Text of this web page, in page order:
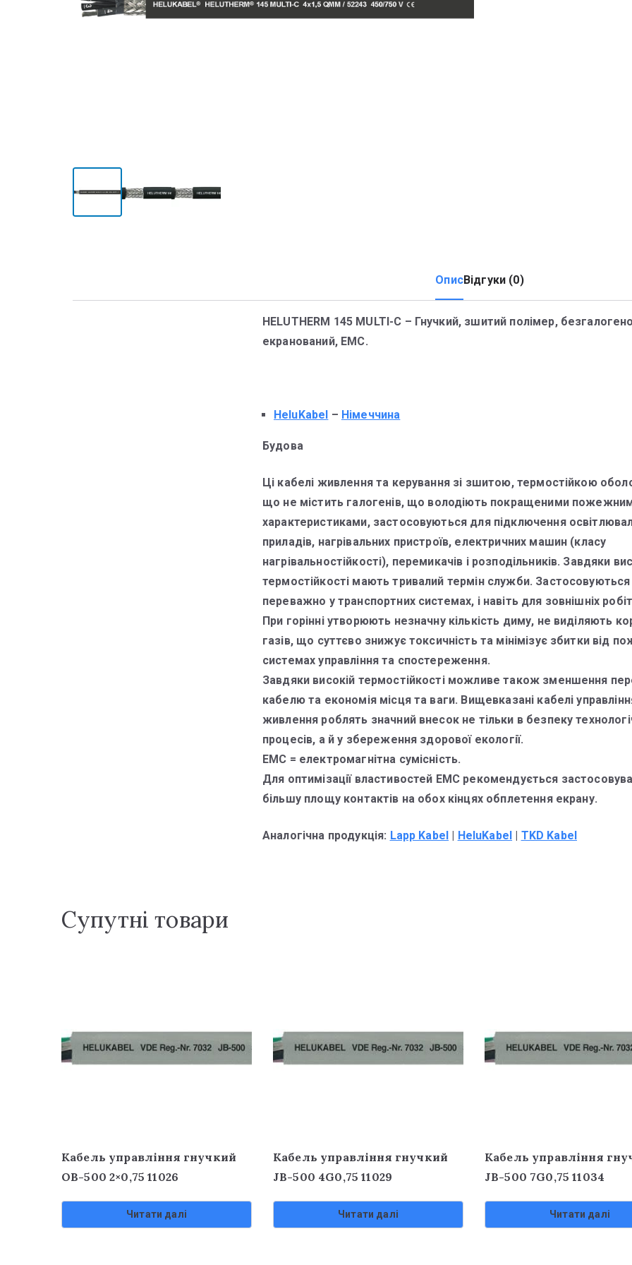
ОписВідгуки (0)
HELUTHERM 145 MULTI-C – Гнучкий, зшитий полімер,
екранований, ЕМС.
HeluKabel – Німеччина
Будова
Ці кабелі живлення та керування зі зшитою, термостійкою
що не містить галогенів, що володіють покращеними
характеристиками, застосовуються для підключення
приладів, нагрівальних пристроїв, електричних машин (класу
нагрівальностійкості), перемикачів і розподільників. Завдяки
термостійкості мають тривалий термін служби. Застосовуються
переважно у транспортних системах, і навіть для зовнішніх
При горінні утворюють незначну кількість диму, не виділяють
газів, що суттєво знижує токсичність та мінімізує збитки від
системах управління та спостереження.
Завдяки високій термостійкості можливе також зменшення
кабелю та економія місця та ваги. Вищевказані кабелі
живлення роблять значний внесок не тільки в безпеку
процесів, а й у збереження здорової екології.
ЕМС = електромагнітна сумісність.
Для оптимізації властивостей ЕМС рекомендується
більшу площу контактів на обох кінцях обплетення екрану.
Аналогічна продукція: Lapp Kabel | HeluKabel | TKD Kabel
Супутні товари
Кабель управління гнучкий
OB-500 2×0,75 11026
Читати далі
Кабель управління гнучкий
JB-500 4G0,75 11029
Читати далі
Кабель управління
JB-500 7G0,75 11034
Читати далі